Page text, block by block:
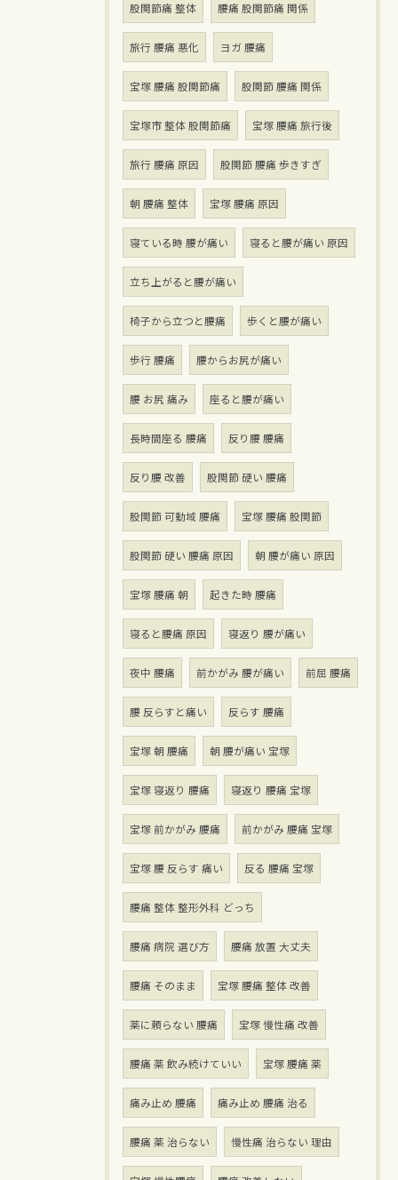
股関節痛 整体 腰痛 股関節痛 関係
旅行 腰痛 悪化 ヨガ 腰痛
宝塚 腰痛 股関節痛 股関節 腰痛 関係
宝塚市 整体 股関節痛 宝塚 腰痛 旅行後
旅行 腰痛 原因 股関節 腰痛 歩きすぎ
朝 腰痛 整体 宝塚 腰痛 原因
寝ている時 腰が痛い 寝ると腰が痛い 原因
立ち上がると腰が痛い
椅子から立つと腰痛 歩くと腰が痛い
歩行 腰痛 腰からお尻が痛い
腰 お尻 痛み 座ると腰が痛い
長時間座る 腰痛 反り腰 腰痛
反り腰 改善 股関節 硬い 腰痛
股関節 可動域 腰痛 宝塚 腰痛 股関節
股関節 硬い 腰痛 原因 朝 腰が痛い 原因
宝塚 腰痛 朝 起きた時 腰痛
寝ると腰痛 原因 寝返り 腰が痛い
夜中 腰痛 前かがみ 腰が痛い 前屈 腰痛
腰 反らすと痛い 反らす 腰痛
宝塚 朝 腰痛 朝 腰が痛い 宝塚
宝塚 寝返り 腰痛 寝返り 腰痛 宝塚
宝塚 前かがみ 腰痛 前かがみ 腰痛 宝塚
宝塚 腰 反らす 痛い 反る 腰痛 宝塚
腰痛 整体 整形外科 どっち
腰痛 病院 選び方 腰痛 放置 大丈夫
腰痛 そのまま 宝塚 腰痛 整体 改善
薬に頼らない 腰痛 宝塚 慢性痛 改善
腰痛 薬 飲み続けていい 宝塚 腰痛 薬
痛み止め 腰痛 痛み止め 腰痛 治る
腰痛 薬 治らない 慢性痛 治らない 理由